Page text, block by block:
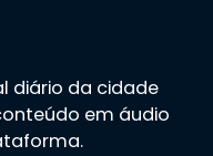
diário da cidade
em áudio